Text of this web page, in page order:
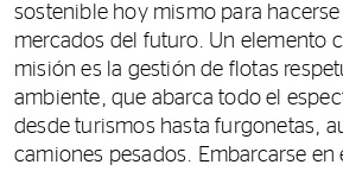
sostenible hoy mismo para
mercados del futuro. Un elemento
misión es la gestión de flotas
ambiente, que abarca todo el
desde turismos hasta furgonetas,
camiones pesados. Embarcarse en